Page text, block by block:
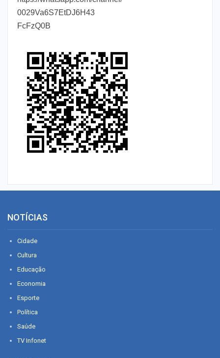
0029Va6S7EtDJ6H43
FcFzQ0B
NOTÍCIAS
Cidade
Cultura
Educação
Economia
Esporte
Política
Saúde
TV Infonet